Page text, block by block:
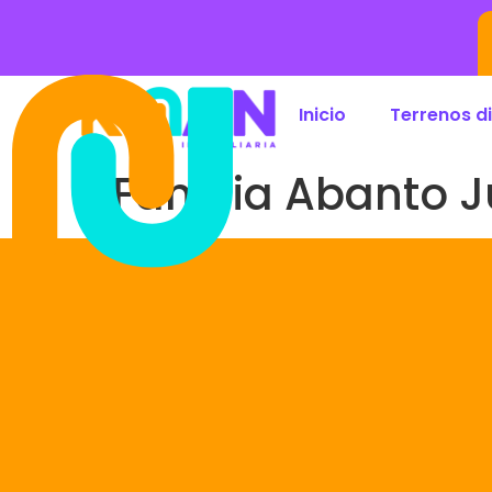
Inicio Terrenos
Familia Abanto